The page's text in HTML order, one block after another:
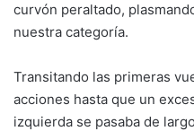
curvón peraltado,
nuestra categoría.
Transitando las primeras
acciones hasta que un
izquierda se pasaba de